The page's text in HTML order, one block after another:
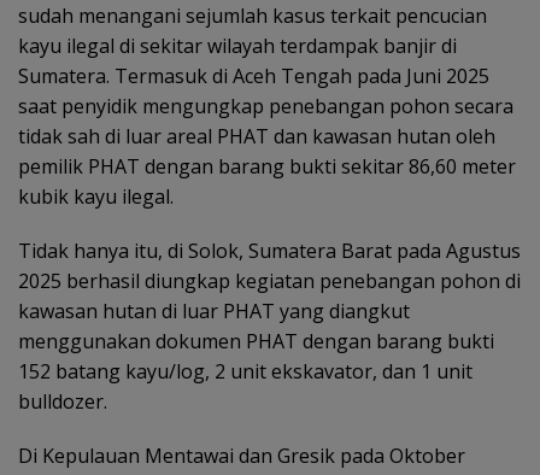
sudah menangani sejumlah kasus terkait pencucian
kayu ilegal di sekitar wilayah terdampak banjir di
Sumatera. Termasuk di Aceh Tengah pada Juni 2025
saat penyidik mengungkap penebangan pohon secara
tidak sah di luar areal PHAT dan kawasan hutan oleh
pemilik PHAT dengan barang bukti sekitar 86,60 meter
kubik kayu ilegal.
Tidak hanya itu, di Solok, Sumatera Barat pada Agustus
2025 berhasil diungkap kegiatan penebangan pohon di
kawasan hutan di luar PHAT yang diangkut
menggunakan dokumen PHAT dengan barang bukti
152 batang kayu/log, 2 unit ekskavator, dan 1 unit
bulldozer.
Di Kepulauan Mentawai dan Gresik pada Oktober